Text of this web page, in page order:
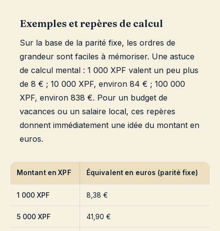
Exemples et repères de calcul
Sur la base de la parité fixe, les ordres de
grandeur sont faciles à mémoriser. Une astuce
de calcul mental : 1 000 XPF valent un peu plus
de 8 € ; 10 000 XPF, environ 84 € ; 100 000
XPF, environ 838 €. Pour un budget de
vacances ou un salaire local, ces repères
donnent immédiatement une idée du montant en
euros.
Montant en XPF Équivalent en euros (parité fixe)
1 000 XPF 8,38 €
5 000 XPF 41,90 €